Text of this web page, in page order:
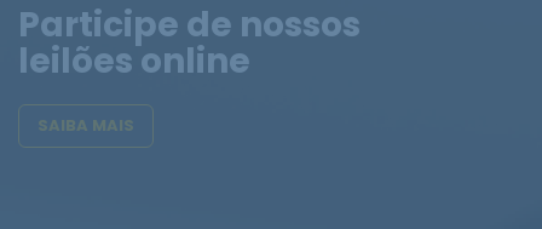
Participe de nossos
leilões online
SAIBA MAIS